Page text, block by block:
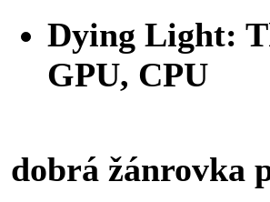
Dying Light:
GPU, CPU
a
dobrá žánrovka